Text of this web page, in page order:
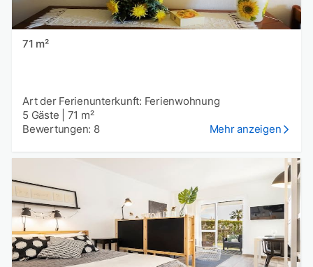
71 m²
Art der Ferienunterkunft: Ferienwohnung
5 Gäste
71 m²
Bewertungen: 8
Mehr anzeigen